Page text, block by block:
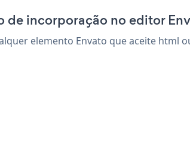
incorporação no editor
elemento Envato que aceite html